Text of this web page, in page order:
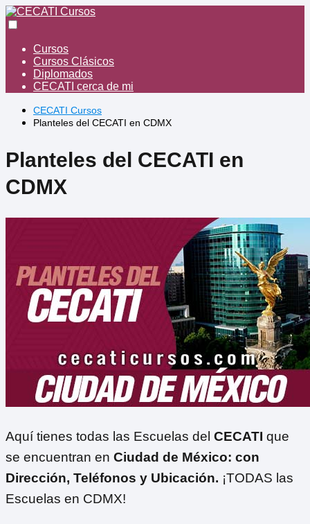
Cursos
Cursos Clásicos
Diplomados
CECATI cerca de mi
CECATI Cursos
Planteles del CECATI en CDMX
Planteles del CECATI en
CDMX
Aquí tienes todas las Escuelas del CECATI que
se encuentran en Ciudad de México: con
Dirección, Teléfonos y Ubicación. ¡TODAS las
Escuelas en CDMX!